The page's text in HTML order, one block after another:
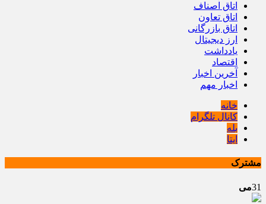
اتاق اصناف
اتاق تعاون
اتاق بازرگانی
ارز دیجیتال
یادداشت
اقتصاد
آخرین اخبار
اخبار مهم
خانه
کانال تلگرام
بله
ایتا
مشترک
31می